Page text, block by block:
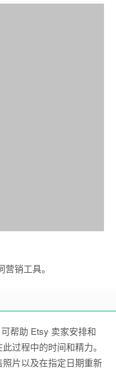
销工具。
帮助 Etsy 卖家安排和
过程中的时间和精力。
片以及在指定日期重新